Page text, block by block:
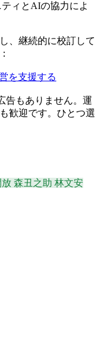
ィとAIの協力によ
、継続的に校訂して
を支援する
告もありません。運
歓迎です。ひとつ選
放 森丑之助 林文安